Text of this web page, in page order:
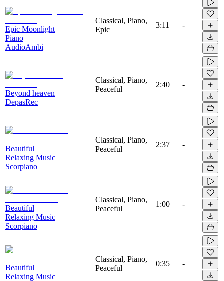
Epic Moonlight
Piano
AudioAmbi
Classical, Piano,
Epic
3:11 -
Beyond heaven
DepasRec
Classical, Piano,
Peaceful
2:40 -
Beautiful
Relaxing Music
Scorpiano
Classical, Piano,
Peaceful
2:37 -
Beautiful
Relaxing Music
Scorpiano
Classical, Piano,
Peaceful
1:00 -
Beautiful
Relaxing Music
Classical, Piano,
Peaceful
0:35 -